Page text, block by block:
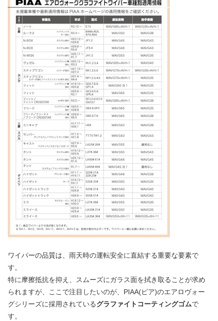
ワイパーの品質は、雨天時の運転安全に直結する重要な要素で
す。
特に摩擦抵抗を抑え、スムーズにガラス面を拭き取ることが求め
られますが、ここで注目したいのが、PIAA(ピア)のエアロヴォー
グシリーズに採用されているグラファイトコーティングゴムで
す。